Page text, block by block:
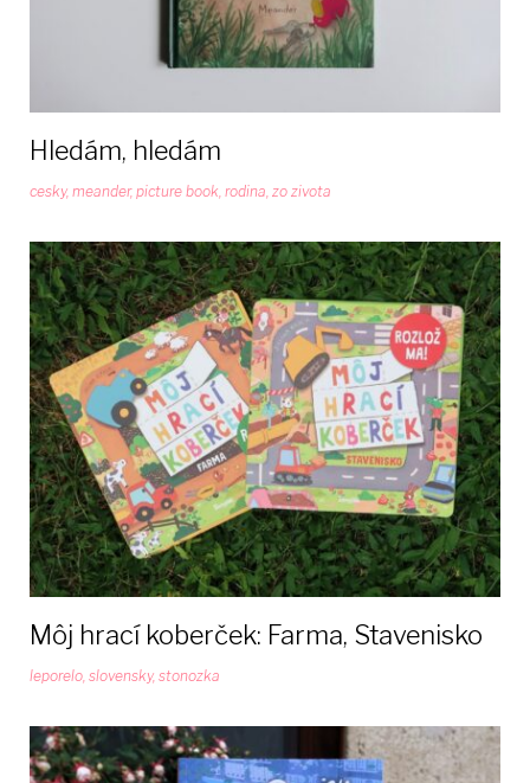
Hledám, hledám
cesky, meander, picture book rodina zo zivota
Môj hrací koberček: Farma, Stavenisko
leporelo slovensky, stonozka